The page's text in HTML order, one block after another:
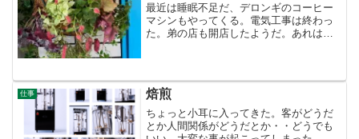
最近は睡眠不足だ、デロンギのコーヒー
マシンもやってくる。電気工事は終わっ
た。弟の店も開店したようだ。あれは趣
二人入ってきた。昼のラン...
仕事 焙煎
ちょっと小耳に入ってきた。客がどうだ
とか人間関係がどうだとか・・どうでも